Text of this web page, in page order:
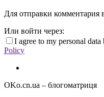
Для отправки комментария
Или войти через:
I agree to my personal data
Policy
OKo.cn.ua – блогоматриця